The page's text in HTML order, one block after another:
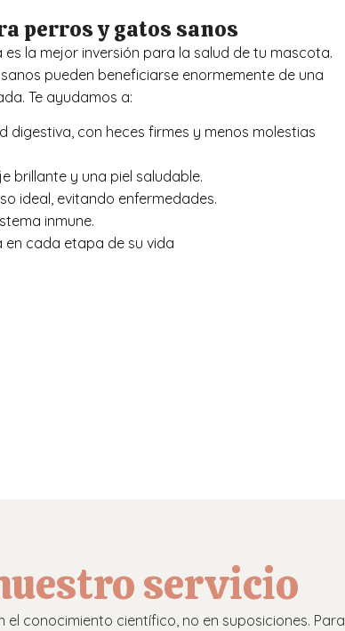
perros y gatos sanos
la mejor inversión para la salud de tu mascota.
pueden beneficiarse enormemente de una
Te ayudamos a:
digestiva, con heces firmes y menos molestias
brillante y una piel saludable.
ideal, evitando enfermedades.
inmune.
en cada etapa de su vida
servicio
conocimiento científico, no en suposiciones. Para